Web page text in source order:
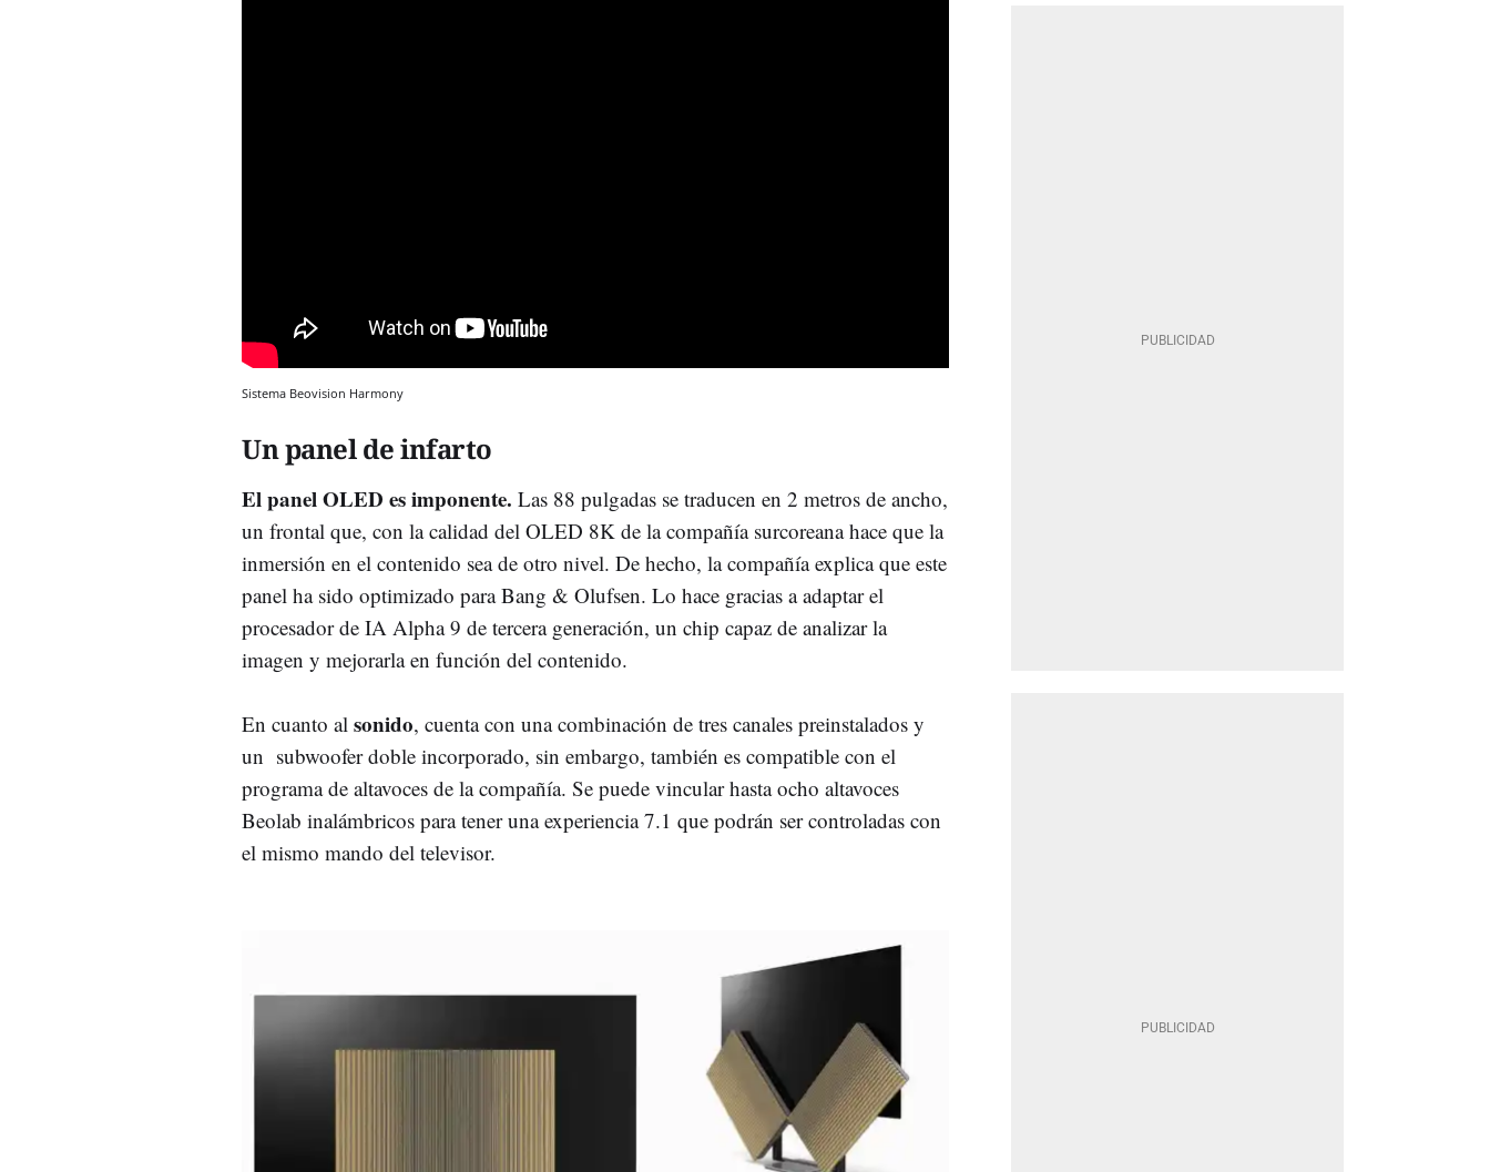
Sistema Beovision Harmony
Un panel de infarto
El panel OLED es imponente. Las 88 pulgadas se traducen en 2 metros de ancho,
un frontal que, con la calidad del OLED 8K de la compañía surcoreana hace que la
inmersión en el contenido sea de otro nivel. De hecho, la compañía explica que este
panel ha sido optimizado para Bang & Olufsen. Lo hace gracias a adaptar el
procesador de IA Alpha 9 de tercera generación, un chip capaz de analizar la
imagen y mejorarla en función del contenido.
En cuanto al sonido, cuenta con una combinación de tres canales preinstalados y
un subwoofer doble incorporado, sin embargo, también es compatible con el
programa de altavoces de la compañía. Se puede vincular hasta ocho altavoces
Beolab inalámbricos para tener una experiencia 7.1 que podrán ser controladas con
el mismo mando del televisor.